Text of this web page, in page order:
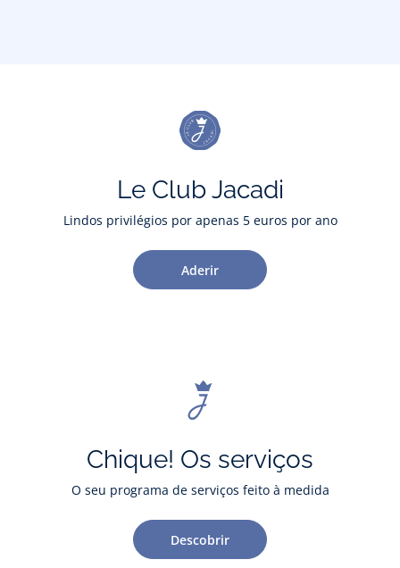
Le Club Jacadi
Lindos privilégios por apenas 5 euros por ano
Aderir
Chique! Os serviços
O seu programa de serviços feito à medida
Descobrir